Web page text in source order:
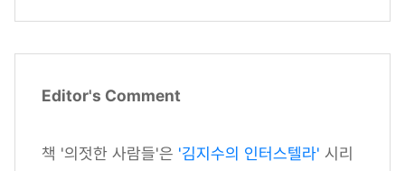
Editor's Comment
책 '의젓한 사람들'은 '김지수의 인터스텔라' 시리